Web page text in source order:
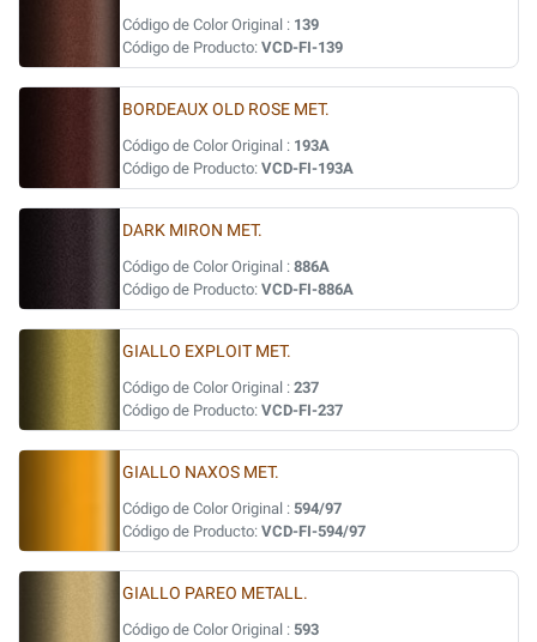
Código de Color Original : 139
Código de Producto: VCD-FI-139
BORDEAUX OLD ROSE MET.
Código de Color Original : 193A
Código de Producto: VCD-FI-193A
DARK MIRON MET.
Código de Color Original : 886A
Código de Producto: VCD-FI-886A
GIALLO EXPLOIT MET.
Código de Color Original : 237
Código de Producto: VCD-FI-237
GIALLO NAXOS MET.
Código de Color Original : 594/97
Código de Producto: VCD-FI-594/97
GIALLO PAREO METALL.
Código de Color Original : 593